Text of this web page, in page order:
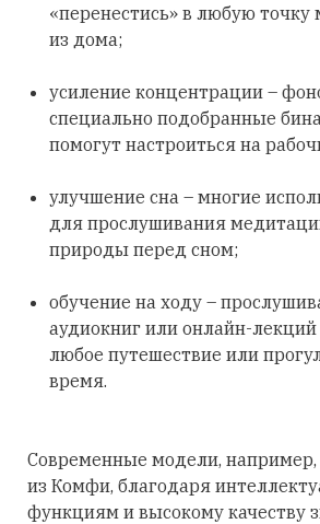
«перенестись» в любую
из дома;
усиление концентрации –
специально подобранные
помогут настроиться на
улучшение сна – многие
для прослушивания
природы перед сном;
обучение на ходу –
аудиокниг или онлайн-
любое путешествие или
время.
Современные модели,
из Комфи, благодаря
функциям и высокому качеству